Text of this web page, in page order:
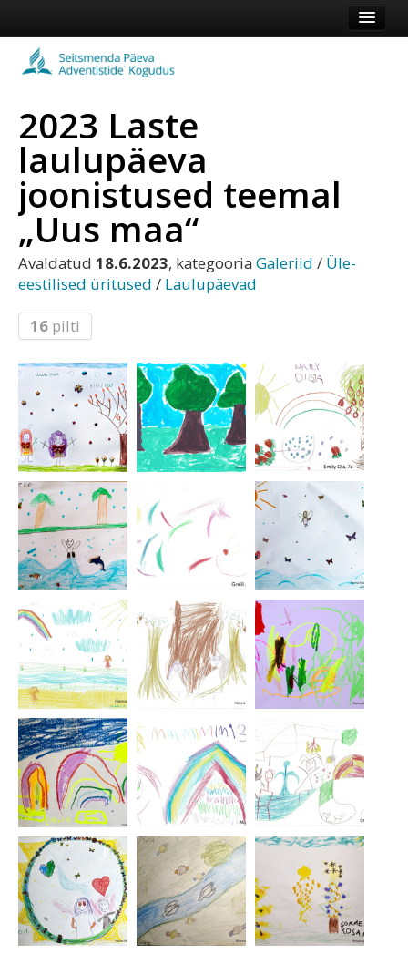
Koduleht
Vaata veel
Logi sisse või registreeru
2023 Laste
laulupäeva
joonistused teemal
„Uus maa“
Avaldatud 18.6.2023, kategooria Galeriid / Üle-
eestilised üritused / Laulupäevad
16 pilti